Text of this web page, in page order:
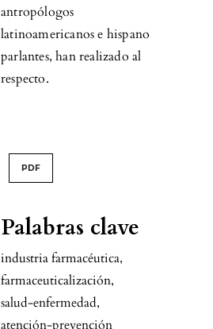
Palabras clave
industria farmacéutica,
farmaceuticalización,
salud-enfermedad,
atención-prevención
antropólogos
latinoamericanos e hispano
parlantes, han realizado al
respecto.
PDF